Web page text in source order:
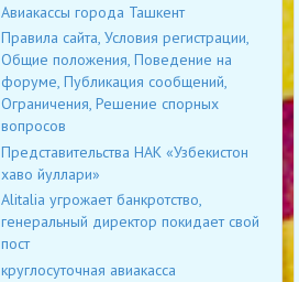
Авиакассы города Ташкент
Правила сайта, Условия регистрации,
Общие положения, Поведение на
форуме, Публикация сообщений,
Ограничения, Решение спорных
вопросов
Представительства НАК «Узбекистон
хаво йуллари»
Alitalia угрожает банкротство,
генеральный директор покидает свой
пост
круглосуточная авиакасса